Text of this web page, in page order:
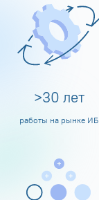
>30 лет
работы на рынке ИБ